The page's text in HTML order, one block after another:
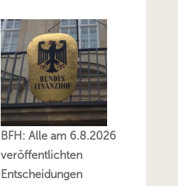
BFH: Alle am 6.8.2026
veröffentlichten
Entscheidungen